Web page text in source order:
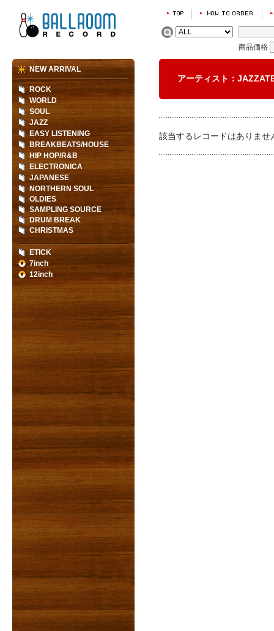
商品価格
アーティスト：
該当するレコードはありませ
NEW ARRIVAL
ROCK
WORLD
SOUL
JAZZ
EASY LISTENING
BREAKBEATS/HOUSE
HIP HOP/R&B
ELECTRONICA
JAPANESE
NORTHERN SOUL
OLDIES
SAMPLING SOURCE
DRUM BREAK
CHRISTMAS
ETICK
7inch
12inch